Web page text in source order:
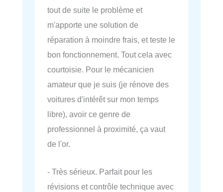
tout de suite le problème et
m'apporte une solution de
réparation à moindre frais, et teste le
bon fonctionnement. Tout cela avec
courtoisie. Pour le mécanicien
amateur que je suis (je rénove des
voitures d'intérêt sur mon temps
libre), avoir ce genre de
professionnel à proximité, ça vaut
de l'or.
- Très sérieux. Parfait pour les
révisions et contrôle technique avec